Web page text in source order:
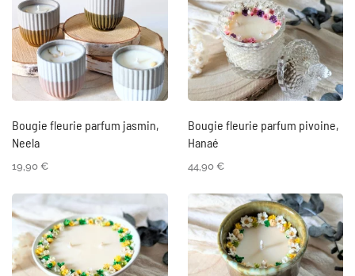
Bougie fleurie parfum jasmin,
Neela
19,90 €
Bougie fleurie parfum pivoine,
Hanaé
44,90 €